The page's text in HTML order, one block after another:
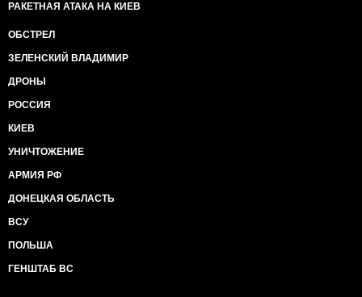
РАКЕТНАЯ АТАКА НА КИЕВ
ОБСТРЕЛ
ЗЕЛЕНСКИЙ ВЛАДИМИР
ДРОНЫ
РОССИЯ
КИЕВ
УНИЧТОЖЕНИЕ
АРМИЯ РФ
ДОНЕЦКАЯ ОБЛАСТЬ
ВСУ
ПОЛЬША
ГЕНШТАБ ВС